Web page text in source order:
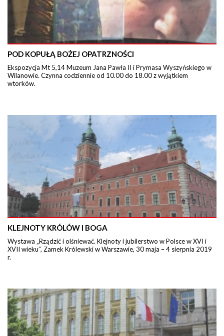
POD KOPUŁĄ BOŻEJ OPATRZNOŚCI
Ekspozycja Mt 5,14 Muzeum Jana Pawła II i Prymasa Wyszyńskiego w
Wilanowie. Czynna codziennie od 10.00 do 18.00 z wyjątkiem
wtorków.
KLEJNOTY KRÓLÓW I BOGA
Wystawa „Rządzić i olśniewać. Klejnoty i jubilerstwo w Polsce w XVI i
XVII wieku”, Zamek Królewski w Warszawie, 30 maja – 4 sierpnia 2019
r.